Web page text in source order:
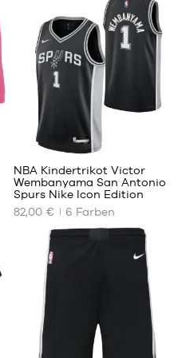
UNSERE
VERFÜGBAREN
GRÖSSEN
Kinder
– 1,25
m bis
1,35 m
M –
Kind
48
NBA Kindertrikot Victor
Wembanyama San Antonio
Spurs Nike Icon Edition
82,00 €
6 Farben